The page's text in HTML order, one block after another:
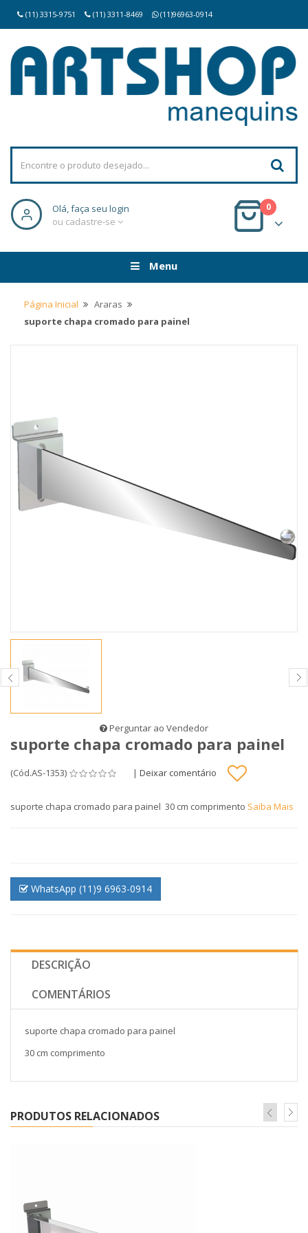
(11) 3315-9751 (11) 3311-8469 (11)96963-0914
Olá, faça seu login
ou cadastre-se
0
Menu
Página Inicial
Araras
suporte chapa cromado para painel
Perguntar ao Vendedor
suporte chapa cromado para painel
(Cód.AS-1353) | Deixar comentário
suporte chapa cromado para painel 30 cm comprimento Saiba Mais
WhatsApp (11)9 6963-0914
DESCRIÇÃO
COMENTÁRIOS
suporte chapa cromado para painel
30 cm comprimento
PRODUTOS RELACIONADOS